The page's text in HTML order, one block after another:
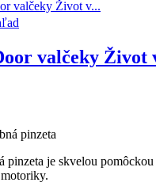
valčeky Život
pinzeta je skvelou